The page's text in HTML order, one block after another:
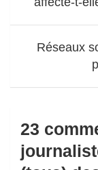
Réseaux
23